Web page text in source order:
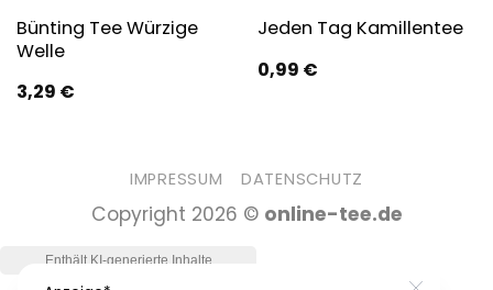
Bünting Tee Würzige
Welle
3,29 €
Jeden Tag Kamillentee
0,99 €
IMPRESSUM DATENSCHUTZ
Copyright 2026 © online-tee.de